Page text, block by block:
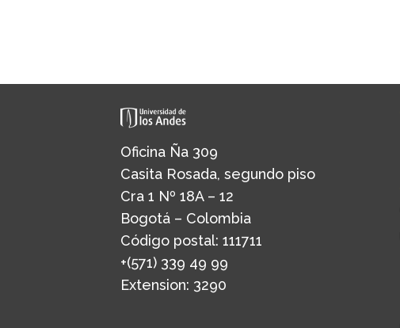
Oficina Ña 309
Casita Rosada, segundo piso
Cra 1 Nº 18A – 12
Bogotá – Colombia
Código postal: 111711
+(571) 339 49 99
Extension: 3290